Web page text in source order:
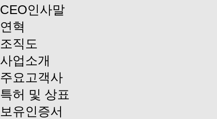
CEO인사말
연혁
조직도
사업소개
주요고객사
특허 및 상표
보유인증서